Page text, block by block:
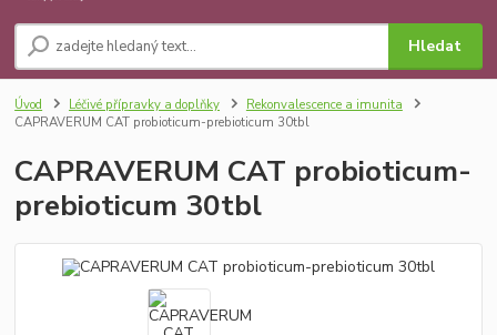
Hledat
Úvod Léčivé přípravky a doplňky
Rekonvalescence a imunita
CAPRAVERUM CAT probioticum-prebioticum 30tbl
CAPRAVERUM CAT probioticum-
prebioticum 30tbl